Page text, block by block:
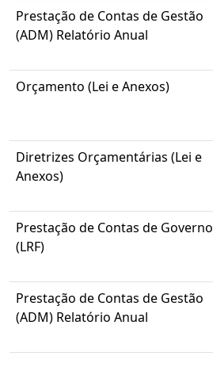
Prestação de Contas de Gestão
(ADM) Relatório Anual
Orçamento (Lei e Anexos)
Diretrizes Orçamentárias (Lei e
Anexos)
Prestação de Contas de Governo
(LRF)
Prestação de Contas de Gestão
(ADM) Relatório Anual